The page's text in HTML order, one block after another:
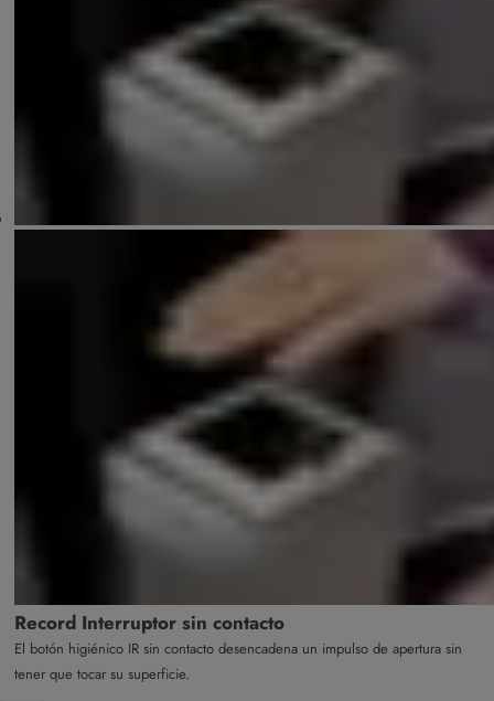
Record Interruptor sin contacto
El botón higiénico IR sin contacto desencadena un impulso de apertura sin
tener que tocar su superficie.